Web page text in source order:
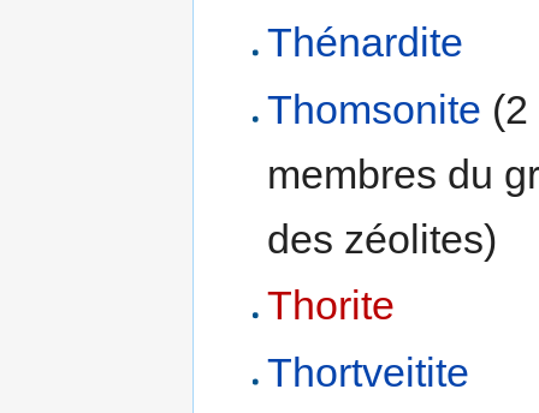
Thénardite
Thomsonite (2
membres du
des zéolites)
Thorite
Thortveitite